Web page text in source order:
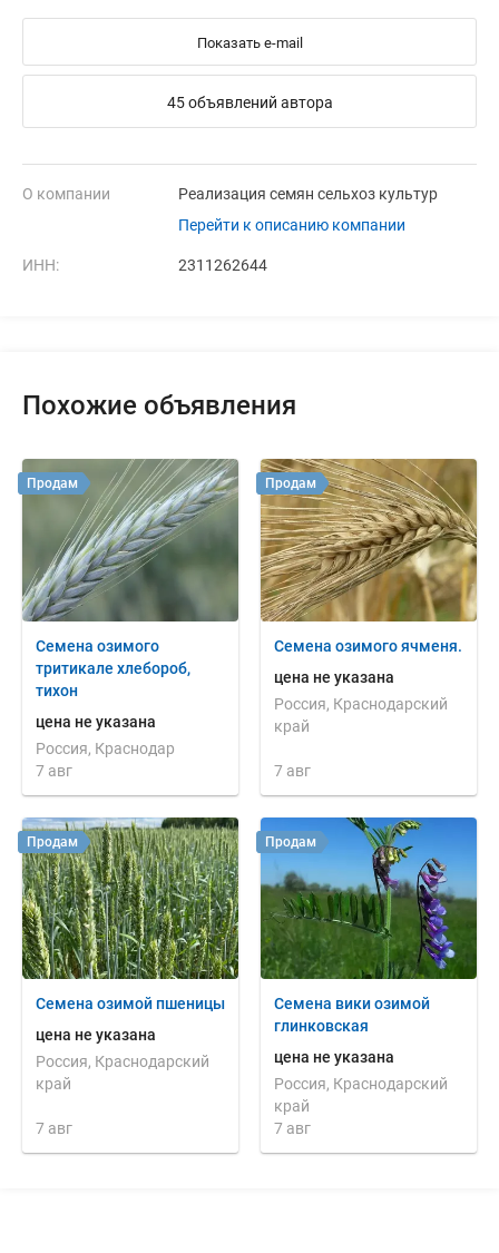
Показать e-mail
45 объявлений автора
О компании
Реализация семян сельхоз культур
Перейти к описанию компании
ИНН: 2311262644
Похожие объявления
Семена озимого
тритикале хлебороб,
тихон
цена не указана
Россия, Краснодар
7 авг
Продам
Семена озимого ячменя.
цена не указана
Россия, Краснодарский
край
7 авг
Продам
Семена озимой пшеницы
цена не указана
Россия, Краснодарский
край
7 авг
Продам
Семена вики озимой
глинковская
цена не указана
Россия, Краснодарский
край
7 авг
Продам